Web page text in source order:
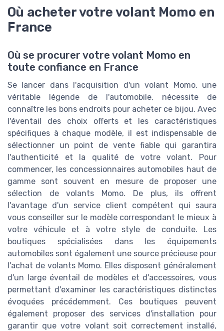
Où acheter votre volant Momo en
France
Où se procurer votre volant Momo en
toute confiance en France
Se lancer dans l'acquisition d'un volant Momo, une
véritable légende de l'automobile, nécessite de
connaître les bons endroits pour acheter ce bijou. Avec
l'éventail des choix offerts et les caractéristiques
spécifiques à chaque modèle, il est indispensable de
sélectionner un point de vente fiable qui garantira
l'authenticité et la qualité de votre volant. Pour
commencer, les concessionnaires automobiles haut de
gamme sont souvent en mesure de proposer une
sélection de volants Momo. De plus, ils offrent
l'avantage d'un service client compétent qui saura
vous conseiller sur le modèle correspondant le mieux à
votre véhicule et à votre style de conduite. Les
boutiques spécialisées dans les équipements
automobiles sont également une source précieuse pour
l'achat de volants Momo. Elles disposent généralement
d'un large éventail de modèles et d'accessoires, vous
permettant d'examiner les caractéristiques distinctes
évoquées précédemment. Ces boutiques peuvent
également proposer des services d'installation pour
garantir que votre volant soit correctement installé,